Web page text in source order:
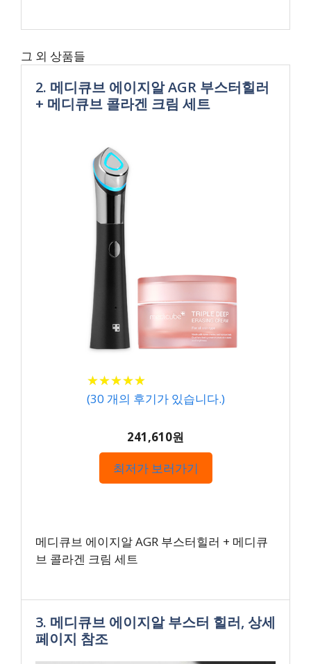
그 외 상품들
2. 메디큐브 에이지알 AGR 부스터힐러
+ 메디큐브 콜라겐 크림 세트
★★★★★
★★★★★
(30 개의 후기가 있습니다.)
241,610원
최저가 보러가기
메디큐브 에이지알 AGR 부스터힐러 + 메디큐
브 콜라겐 크림 세트
3. 메디큐브 에이지알 부스터 힐러, 상세
페이지 참조